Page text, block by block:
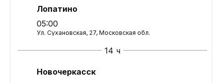
Лопатино
05:00
Ул. Сухановская, 27, Московская обл.
14 ч
Новочеркасск